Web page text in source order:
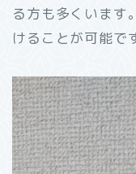
る方も多くいます
けることが可能で